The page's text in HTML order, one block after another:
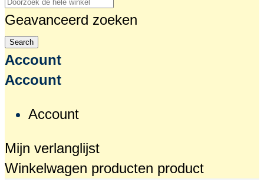
Geavanceerd zoeken
Search
Account
Account
Account
Mijn verlanglijst
Winkelwagen producten product